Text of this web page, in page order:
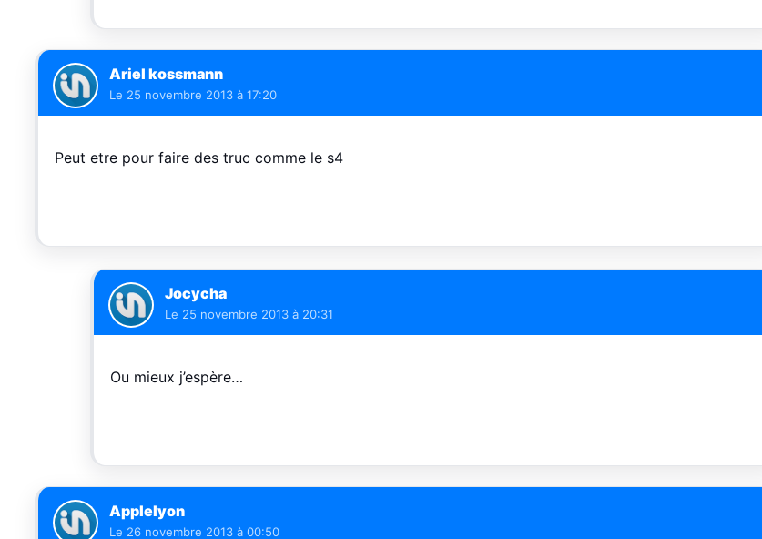
Ariel kossmann
Le 25 novembre 2013 à 17:20
Peut etre pour faire des truc comme le s4
Jocycha
Le 25 novembre 2013 à 20:31
Ou mieux j’espère…
Applelyon
Le 26 novembre 2013 à 00:50